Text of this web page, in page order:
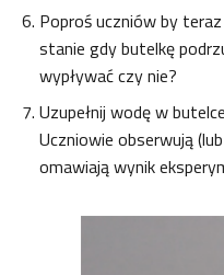
Poproś uczniów by
stanie gdy butelkę
wypływać czy nie?
Uzupełnij wodę w
Uczniowie obserwują
omawiają wynik